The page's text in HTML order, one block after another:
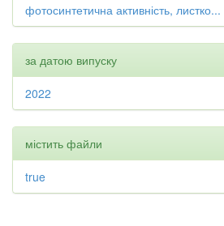
фотосинтетична активність, листко...
за датою випуску
2022
містить файли
true